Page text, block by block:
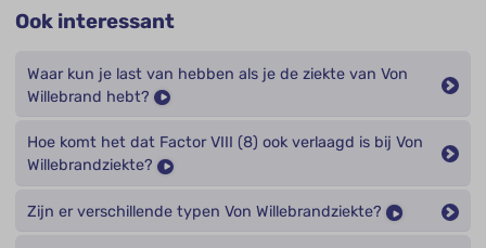
Ook interessant
Waar kun je last van hebben als je de ziekte van Von
Willebrand hebt?
Hoe komt het dat Factor VIII (8) ook verlaagd is bij Von
Willebrandziekte?
Zijn er verschillende typen Von Willebrandziekte?